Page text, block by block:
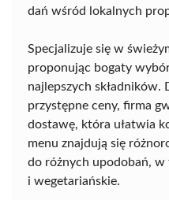
dań wśród lokalnych
Specjalizuje się w
proponując bogaty
najlepszych składników.
przystępne ceny, firma
dostawę, która ułatwia
menu znajdują się
do różnych upodobań, w
i wegetariańskie.